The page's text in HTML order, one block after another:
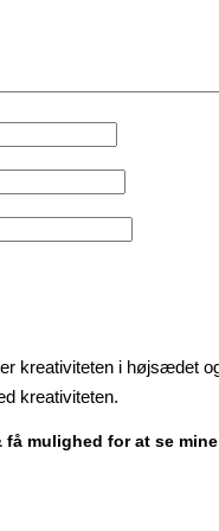
kreativiteten i højsædet
kreativiteten.
mulighed for at se